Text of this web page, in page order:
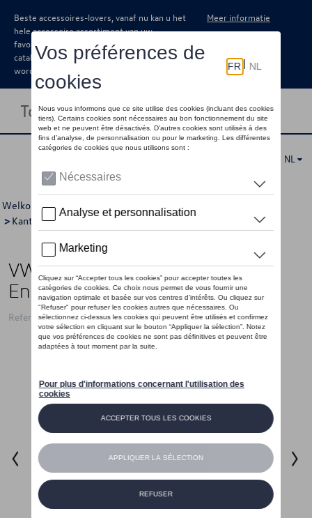
Beste accessoires-lovers, vanaf nu kan u het
hele accessoire assortiment van uw
favoriete merk terugvinden in de online
catalogus. Deze kunnen steeds besteld
worden via uw dealer.
Meer informatie
Toggle navigation
NL
Welkom >Voor u Volkswagen Collectie
> Kantoorartikelen > Detail
VW boek “Creating Memories”,
Engels
Referentie: 330087108A